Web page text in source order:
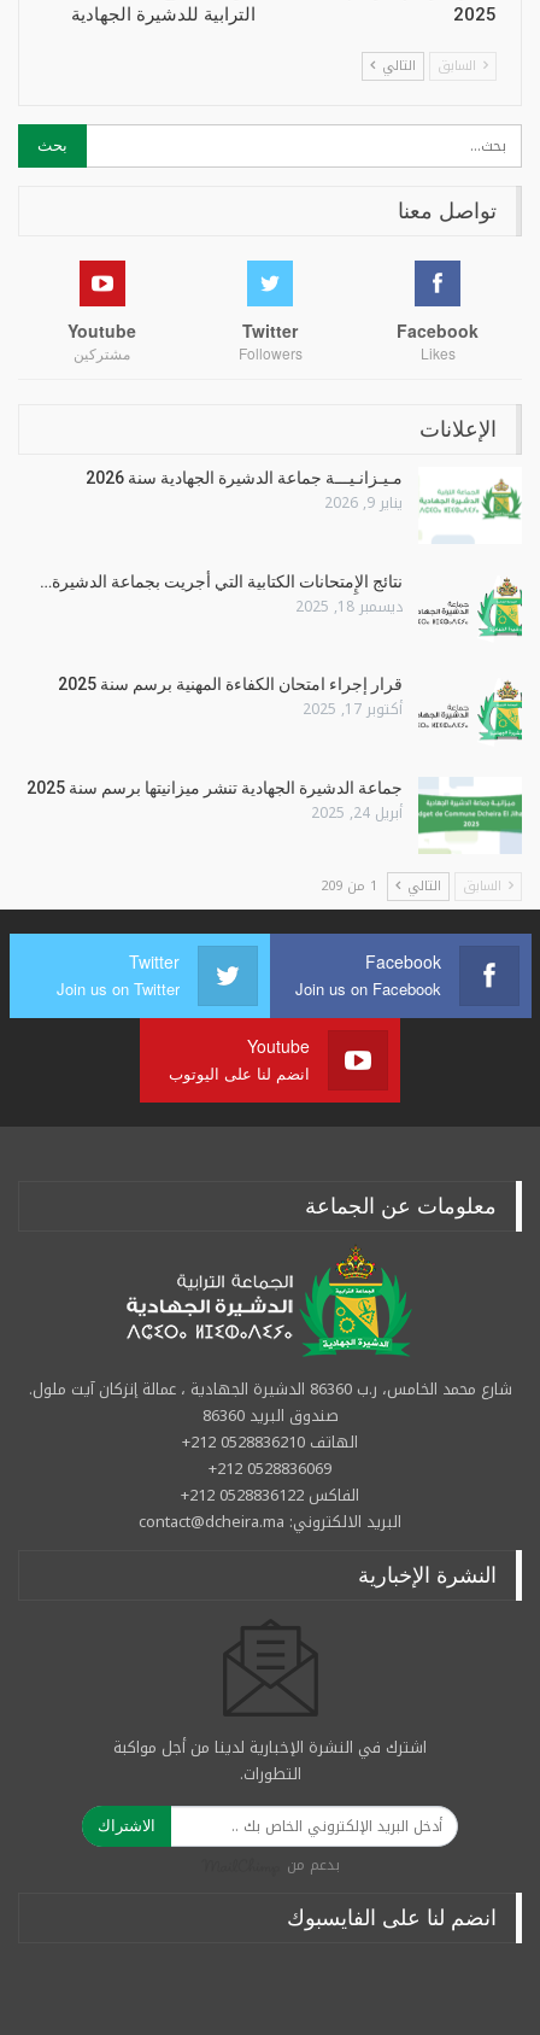
2025
الترابية للدشيرة الجهادية
السابق التالي
تواصل معنا
Facebook
Likes
Twitter
Followers
Youtube
مشتركين
الإعلانات
مـيـزانـيـــة جماعة الدشيرة الجهادية سنة 2026
يناير 9, 2026
نتائج الإِمتحانات الكتابية التي أجريت بجماعة الدشيرة…
ديسمبر 18, 2025
قرار إجراء امتحان الكفاءة المهنية برسم سنة 2025
أكتوبر 17, 2025
جماعة الدشيرة الجهادية تنشر ميزانيتها برسم سنة 2025
أبريل 24, 2025
السابق التالي 1 من 209
Facebook
Join us on Facebook
Twitter
Join us on Twitter
Youtube
انضم لنا على اليوتوب
معلومات عن الجماعة
شارع محمد الخامس، ر.ب 86360 الدشيرة الجهادية ، عمالة إنزكان آيت ملول.
صندوق البريد 86360
الهاتف 0528836210 212+
0528836069 212+
الفاكس 0528836122 212+
البريد الالكتروني: contact@dcheira.ma
النشرة الإخبارية
اشترك في النشرة الإخبارية لدينا من أجل مواكبة
التطورات.
الاشتراك
بدعم من
انضم لنا على الفايسبوك